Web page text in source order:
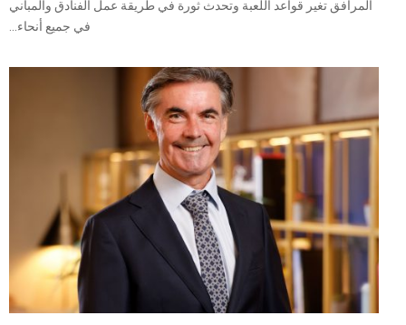
المرافق تغير قواعد اللعبة وتحدث ثورة في طريقة عمل الفنادق والمباني
في جميع أنحاء...